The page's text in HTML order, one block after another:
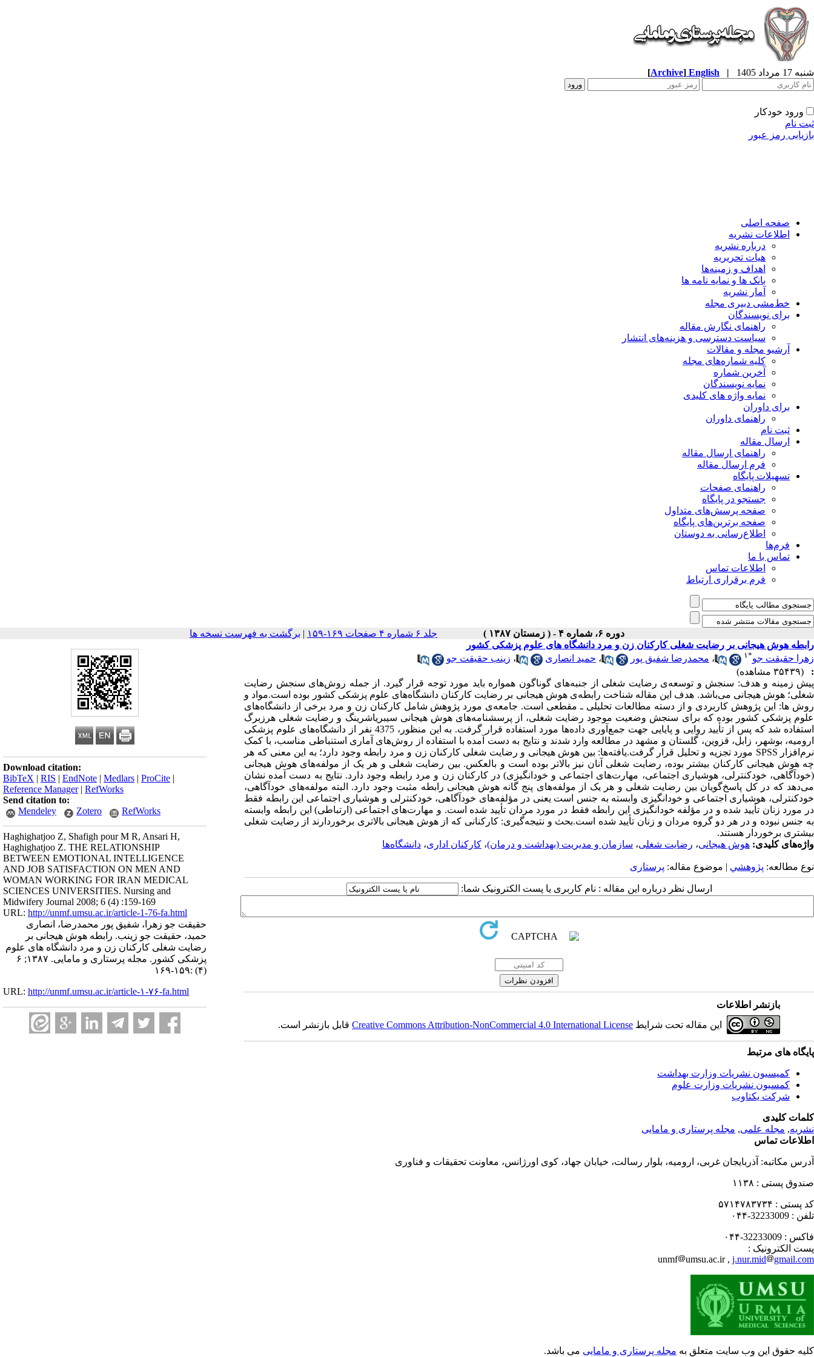
شنبه 17 مرداد 1405 |
English
[Archive]
ورود خودکار
ثبت نام
بازیابی رمز عبور
صفحه اصلی
اطلاعات نشریه
درباره نشریه
هیات تحریریه
اهداف و زمینه‌ها
بانک ها و نمایه نامه ها
آمار نشریه
خط‌مشی دبیری مجله
برای نویسندگان
راهنمای نگارش مقاله
سیاست دسترسی و هزینه‌های انتشار
آرشیو مجله و مقالات
کلیه شماره‌های مجله
آخرین شماره
نمایه نویسندگان
نمایه واژه های کلیدی
برای داوران
راهنمای داوران
ثبت نام
ارسال مقاله
راهنمای ارسال مقاله
فرم ارسال مقاله
تسهیلات پایگاه
راهنمای صفحات
جستجو در پایگاه
صفحه پرسش‌های متداول
صفحه برترین‌های پایگاه
اطلاع‌رسانی به دوستان
فرم‌ها
تماس با ما
اطلاعات تماس
فرم برقراری ارتباط
دوره ۶، شماره ۴ - ( زمستان ۱۳۸۷ ) جلد ۶ شماره ۴ صفحات ۱۶۹-۱۵۹ | برگشت به فهرست نسخه ها
Download citation:
BibTeX | RIS | EndNote | Medlars | ProCite |
Reference Manager| RefWorks
Send citation to:
Mendeley
Zotero RefWorks
Haghighatjoo Z, Shafigh pour M R, Ansari H,
Haghighatjoo Z. THE RELATIONSHIP
BETWEEN EMOTIONAL INTELLIGENCE
AND JOB SATISFACTION ON MEN AND
WOMAN WORKING FOR IRAN MEDICAL
SCIENCES UNIVERSITIES. Nursing and
Midwifery Journal 2008; 6 (4) :159-169
URL: http://unmf.umsu.ac.ir/article-1-76-fa.html
حقیقت جو زهرا، شفیق پور محمدرضا، انصاری
حمید، حقیقت جو زینب. رابطه هوش هیجانی بر
رضایت شغلی کارکنان زن و مرد دانشگاه های علوم
پزشکی کشور. مجله پرستاری و مامایی. ۱۳۸۷; ۶
(۴) :۱۵۹-۱۶۹
URL: http://unmf.umsu.ac.ir/article-۱-۷۶-fa.html
رابطه هوش هیجانی بر رضایت شغلی کارکنان زن و مرد دانشگاه های علوم پزشکی کشور
زهرا حقیقت جو*۱ ، محمدرضا شفیق پور ، حمید انصاری ، زینب حقیقت جو
:
(۳۵۴۳۹ مشاهده)
پیش زمینه و هدف: سنجش و توسعه‌ی رضایت شغلی از جنبه‌های گوناگون همواره باید مورد توجه قرار گیرد. از جمله روش‌های سنجش رضایت
شغلی؛ هوش هیجانی می‌باشد. هدف این مقاله شناخت رابطه‌ی هوش هیجانی بر رضایت کارکنان دانشگاه‌های علوم پزشکی کشور بوده است.مواد و
روش ها: این پژوهش کاربردی و از دسته مطالعات تحلیلی ـ مقطعی است. جامعه‌ی مورد پژوهش شامل کارکنان زن و مرد برخی از دانشگاه‌های
علوم پزشکی کشور بوده که برای سنجش وضعیت موجود رضایت شغلی، از پرسشنامه‌های هوش هیجانی سیبریاشرینگ و رضایت شغلی هرزبرگ
استفاده شد که پس از تأیید روایی و پایایی جهت جمع‌آوری داده‌ها مورد استفاده قرار گرفت. به این منظور، 4375 نفر از دانشگاه‌های علوم پزشکی
ارومیه، بوشهر، زابل، قزوین، گلستان و مشهد در مطالعه وارد شدند و نتایج به دست آمده با استفاده از روش‌های آماری استنباطی مناسب، با کمک
نرم‌افزار SPSS مورد تجزیه و تحلیل قرار گرفت.یافته‌ها: بین هوش هیجانی و رضایت شغلی کارکنان زن و مرد رابطه وجود دارد؛ به این معنی که هر
چه هوش هیجانی کارکنان بیشتر بوده‌، رضایت شغلی آنان نیز بالاتر بوده است و بالعکس‌. بین رضایت شغلی و هر یک از مولفه‌های هوش هیجانی
(خودآگاهی، خودکنترلی، هوشیاری اجتماعی، مهارت‌های اجتماعی و خودانگیزی) در کارکنان زن و مرد رابطه وجود دارد. نتایج به دست آمده نشان
می‌دهد که در کل پاسخ‌گویان بین رضایت شغلی و هر یک از مولفه‌های پنج گانه هوش هیجانی رابطه مثبت وجود دارد. البته مولفه‌های خودآگاهی،
خودکنترلی، هوشیاری اجتماعی و خودانگیزی وابسته به جنس است یعنی در مؤلفه‌های خودآگاهی، خودکنترلی و هوشیاری اجتماعی این رابطه فقط
در مورد زنان تأیید شده و در مؤلفه‌ خودانگیزی این رابطه فقط در مورد مردان تأیید شده است. و مهارت‌های اجتماعی (ارتباطی) این رابطه وابسته
به جنس نبوده و در هر دو گروه مردان و زنان تأیید شده است.بحث و نتیجه‌گیری: کارکنانی که از هوش هیجانی بالاتری برخوردارند از رضایت شغلی
بیشتری برخوردار هستند.
واژه‌های کلیدی: هوش هیجانی، رضایت شغلی، سازمان و مدیریت (بهداشت و درمان)، کارکنان اداری، دانشگاه‌ها
نوع مطالعه: پژوهشي | موضوع مقاله: پرستاری
ارسال نظر درباره این مقاله : نام کاربری یا پست الکترونیک شما:
بازنشر اطلاعات
این مقاله تحت شرایط Creative Commons Attribution-NonCommercial 4.0 International Licenseقابل بازنشر است.
پایگاه های مرتبط
کمیسیون نشریات وزارت بهداشت
کمسیون نشریات وزارت علوم
شرکت یکتاوب
کلمات کلیدی
نشریه, مجله علمی, مجله پرستاری و مامایی
اطلاعات تماس
آدرس مکاتبه: آذربایجان غربی، ارومیه، بلوار رسالت، خیابان جهاد، کوی اورژانس، معاونت تحقیقات و فناوری
صندوق پستی : ۱۱۳۸
کد پستی : ۵۷۱۴۷۸۳۷۳۴
تلفن : 32233009-۰۴۴
فاکس : 32233009-۰۴۴
پست الکترونیک :
unmf
umsu.ac.ir , j.nur.mid gmail.com
کلیه حقوق این وب سایت متعلق به مجله پرستاری و مامایی می باشد.